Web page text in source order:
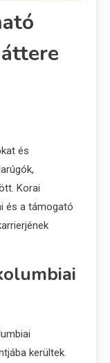
és
Korai
és a támogató
kerültek.